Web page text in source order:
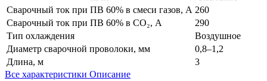
Сварочный ток при ПВ 60% в смеси газов, А 260
Сварочный ток при ПВ 60% в CO₂, А
290
Тип охлаждения
Воздушное
Диаметр сварочной проволоки, мм
0,8–1,2
Длина, м
3
Все характеристики Описание